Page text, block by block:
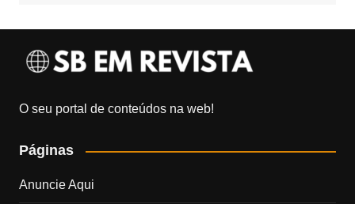
O seu portal de conteúdos na web!
Páginas
Anuncie Aqui